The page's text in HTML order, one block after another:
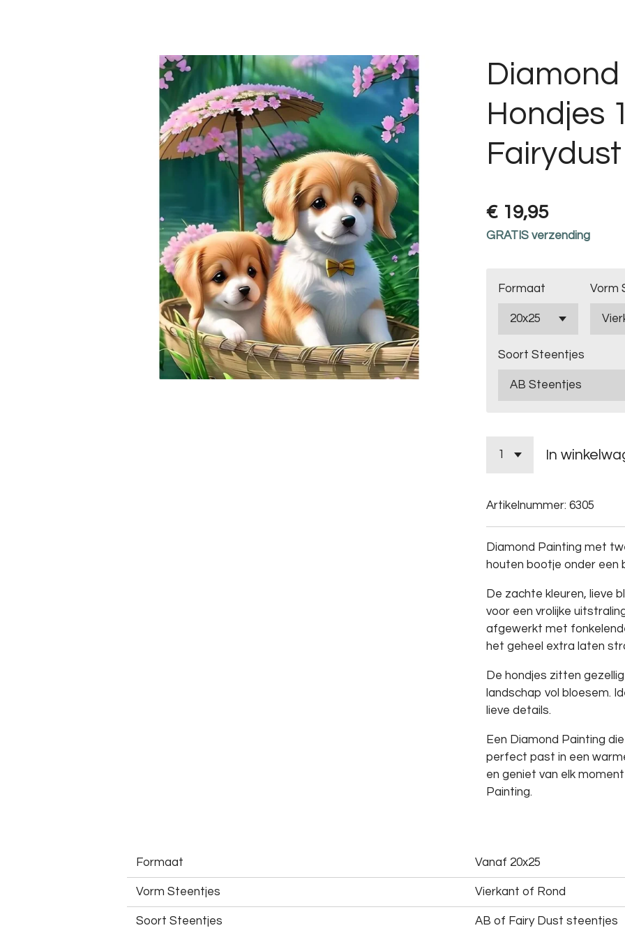
Hondjes
Fairydust
€ 19,95
GRATIS verzending
Formaat Vorm
Soort Steentjes
In
Artikelnummer: 6305
Diamond Painting met
houten bootje onder een
De zachte kleuren, lieve
voor een vrolijke
afgewerkt met
het geheel extra laten
De hondjes zitten
landschap vol bloesem.
lieve details.
Een Diamond Painting
perfect past in een
en geniet van elk
Painting.
Formaat Vanaf 20x25
Vorm Steentjes Vierkant of Rond
Soort Steentjes AB of Fairy Dust steentjes